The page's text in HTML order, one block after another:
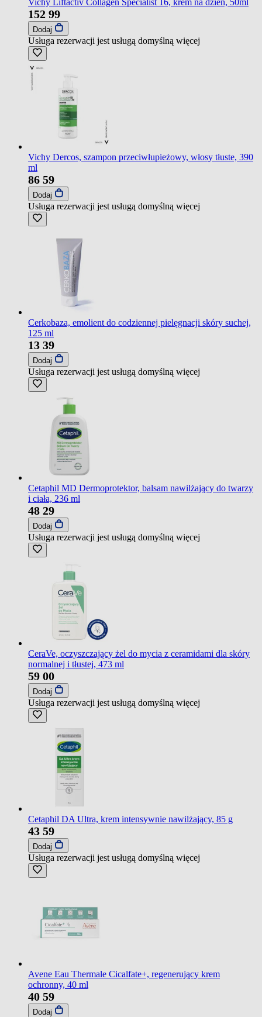
152 99
Dodaj
Usługa rezerwacji jest usługą domyślną więcej
Vichy Dercos, szampon przeciwłupieżowy, włosy tłuste, 390
ml
86 59
Dodaj
Usługa rezerwacji jest usługą domyślną więcej
Cerkobaza, emolient do codziennej pielęgnacji skóry suchej,
125 ml
13 39
Dodaj
Usługa rezerwacji jest usługą domyślną więcej
Cetaphil MD Dermoprotektor, balsam nawilżający do twarzy
i ciała, 236 ml
48 29
Dodaj
Usługa rezerwacji jest usługą domyślną więcej
CeraVe, oczyszczający żel do mycia z ceramidami dla skóry
normalnej i tłustej, 473 ml
59 00
Dodaj
Usługa rezerwacji jest usługą domyślną więcej
Cetaphil DA Ultra, krem intensywnie nawilżający, 85 g
43 59
Dodaj
Usługa rezerwacji jest usługą domyślną więcej
Avene Eau Thermale Cicalfate+, regenerujący krem
ochronny, 40 ml
40 59
Dodaj